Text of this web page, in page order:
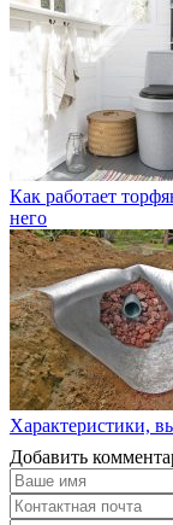
Как работает
него
Характеристики,
Добавить